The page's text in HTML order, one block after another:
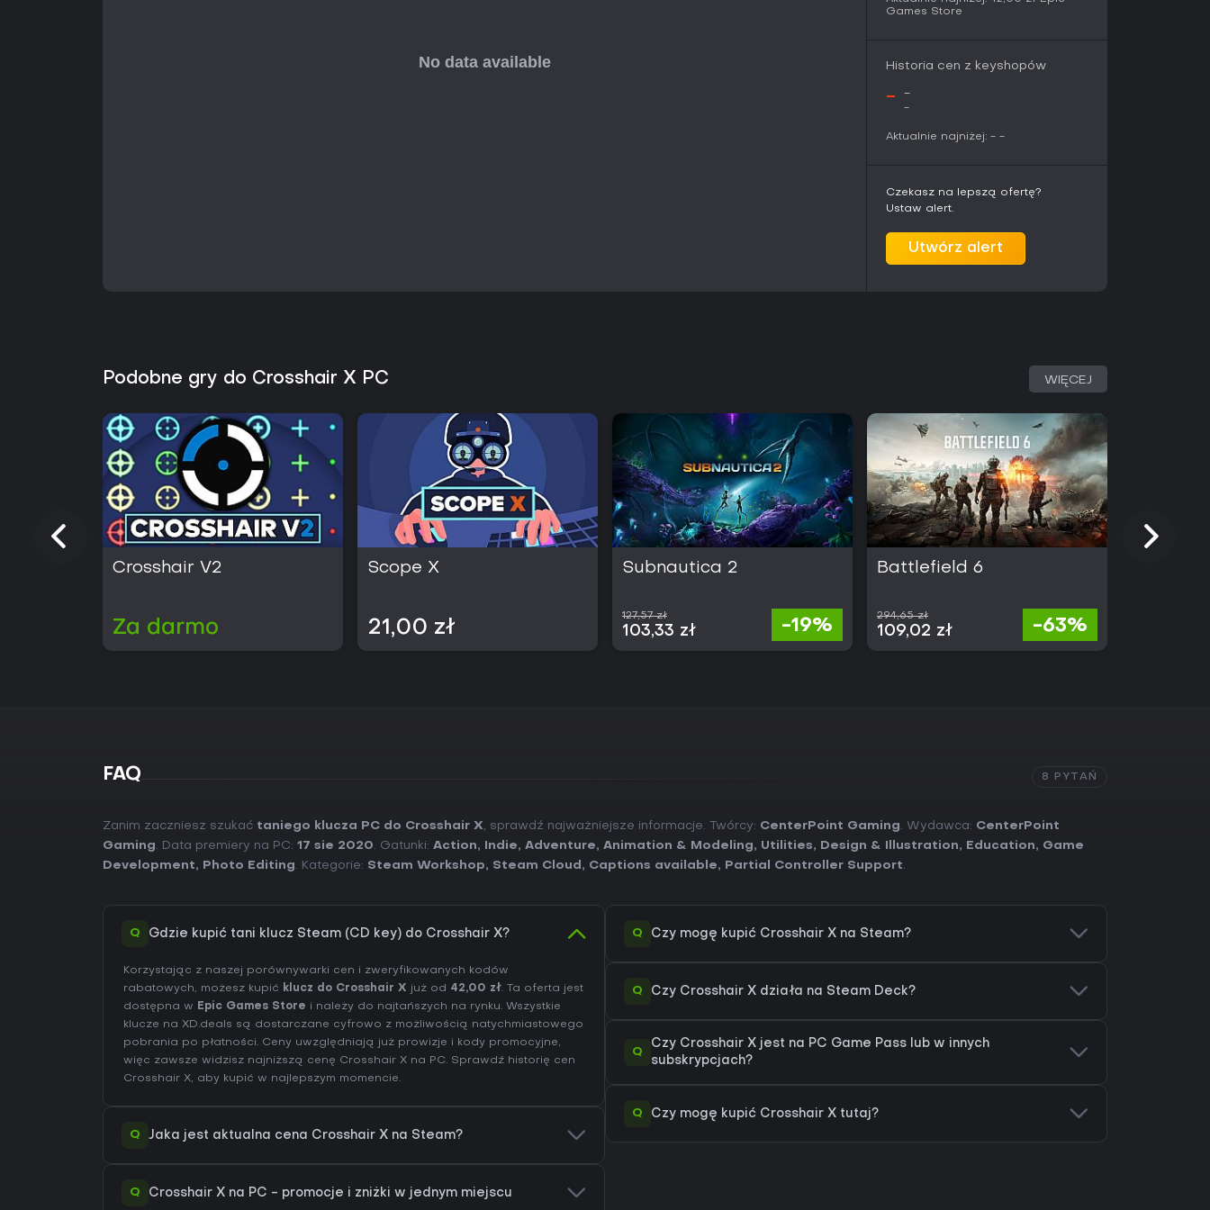
Games Store
Historia cen z keyshopów
- -
-
Aktualnie najniżej: - -
Czekasz na lepszą ofertę?
Ustaw alert.
Utwórz alert
Podobne gry do Crosshair X PC WIĘCEJ
Crosshair V2
Za darmo
Scope X
21,00 zł
Subnautica 2
127,57 zł
103,33 zł -19%
Battlefield 6
294,65 zł
109,02 zł -63%
FAQ 8 PYTAŃ
Zanim zaczniesz szukać taniego klucza PC do Crosshair X, sprawdź najważniejsze informacje. Twórcy: CenterPoint Gaming. Wydawca: CenterPoint
Gaming. Data premiery na PC: 17 sie 2020. Gatunki: Action, Indie, Adventure, Animation & Modeling, Utilities, Design & Illustration, Education, Game
Development, Photo Editing. Kategorie: Steam Workshop, Steam Cloud , Captions available, Partial Controller Support.
Q Gdzie kupić tani klucz Steam (CD key) do Crosshair X?
Korzystając z naszej porównywarki cen i zweryfikowanych kodów
rabatowych, możesz kupić klucz do Crosshair X już od 42,00 zł. Ta oferta jest
dostępna w Epic Games Store i należy do najtańszych na rynku. Wszystkie
klucze na XD.deals są dostarczane cyfrowo z możliwością natychmiastowego
pobrania po płatności. Ceny uwzględniają już prowizje i kody promocyjne,
więc zawsze widzisz najniższą cenę Crosshair X na PC. Sprawdź historię cen
Crosshair X, aby kupić w najlepszym momencie.
Q Jaka jest aktualna cena Crosshair X na Steam?
Q Crosshair X na PC - promocje i zniżki w jednym miejscu
Q Czy mogę kupić Crosshair X na Steam?
Q Czy Crosshair X działa na Steam Deck?
Q
Czy Crosshair X jest na PC Game Pass lub w innych
subskrypcjach?
Q Czy mogę kupić Crosshair X tutaj?